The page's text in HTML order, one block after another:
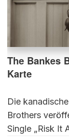
The Bankes
Karte
Die
Brothers
Single „Risk It